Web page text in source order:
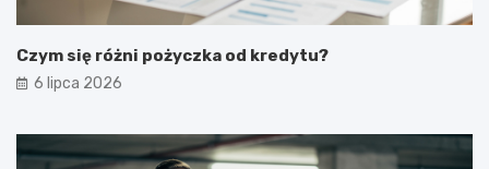
Czym się różni pożyczka od kredytu?
6 lipca 2026